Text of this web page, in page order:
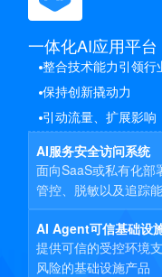
一体化AI应用平台
整合技术能力引领行
保持创新撬动力
引动流量、扩展影响
AI服务安全访问系统
面向SaaS或私有化部
管控、脱敏以及追踪
AI Agent可信基础设
提供可信的受控环境
风险的基础设施产品